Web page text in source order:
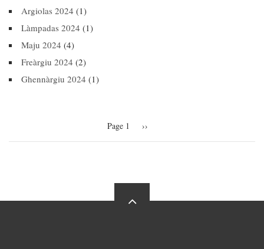
Argiolas 2024 (1)
Làmpadas 2024 (1)
Maju 2024 (4)
Freàrgiu 2024 (2)
Ghennàrgiu 2024 (1)
Page 1 Next
››